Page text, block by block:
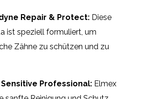
Repair & Protect: Diese
ist speziell formuliert, um
Zähne zu schützen und zu
Sensitive Professional: Elmex